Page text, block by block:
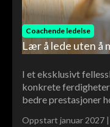
Coachende ledelse
Lær å lede uten å
I et eksklusivt
konkrete
bedre prestasjoner
Oppstart januar 2027